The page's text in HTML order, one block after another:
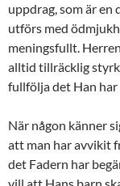
uppdrag, som är en
utförs med
meningsfullt.
alltid tillräcklig
fullfölja det Han
När någon känner
att man har avvikit
det Fadern har